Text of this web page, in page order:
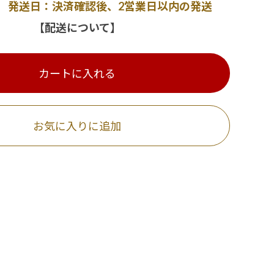
送日：決済確認後、2営業日以内の発送
【配送について】
カートに入れる
お気に入りに追加